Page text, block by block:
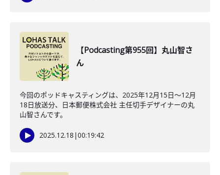
【Podcasting第955回】丸山智さ
ん
今回のポッドキャスティングは、2025年12月15日〜12月
18日放送分、日本郵便株式会社 主任切手デザイナーの丸
山智さんです。
2025.12.18 |00:19:42